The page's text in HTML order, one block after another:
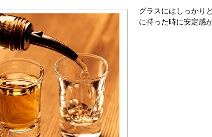
グラスにはしっかり
に持った時に安定感